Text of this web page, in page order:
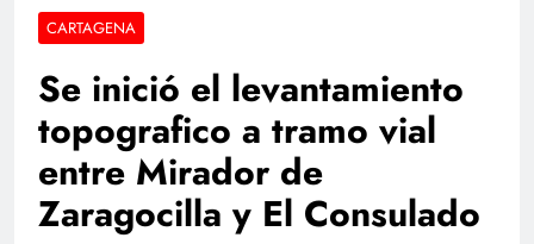
CARTAGENA
Se inició el levantamiento
topografico a tramo vial
entre Mirador de
Zaragocilla y El Consulado